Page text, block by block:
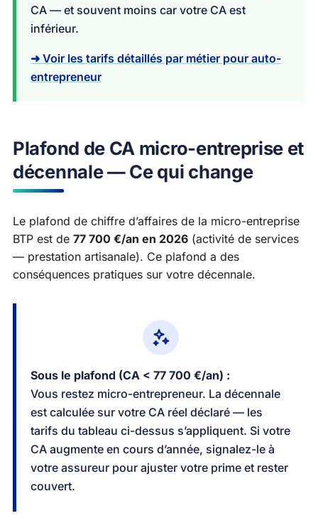
CA — et souvent moins car votre CA est
inférieur.
➜ Voir les tarifs détaillés par métier pour auto-
entrepreneur
Plafond de CA micro-entreprise et
décennale — Ce qui change
Le plafond de chiffre d’affaires de la micro-entreprise
BTP est de 77 700 €/an en 2026 (activité de services
— prestation artisanale). Ce plafond a des
conséquences pratiques sur votre décennale.
Sous le plafond (CA < 77 700 €/an) :
Vous restez micro-entrepreneur. La décennale
est calculée sur votre CA réel déclaré — les
tarifs du tableau ci-dessus s’appliquent. Si votre
CA augmente en cours d’année, signalez-le à
votre assureur pour ajuster votre prime et rester
couvert.